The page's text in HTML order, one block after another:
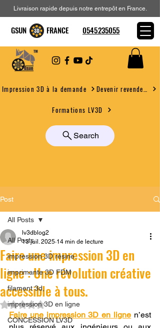
Impression 3D à la demande
Formations LV3D
Search
Livraison rapide depuis notre entrepôt en France.
GSUN FRANCE 0545235055
Post
All Posts
impression 3D résine.
imprimante 3D FDM
filament 3d,
impression 3D en ligne
CONCESSION LV3D
All Posts
Faire une impression 3D en
ligne : Une révolution créative
accessible à tous.
lv3dblog2
13 juil. 2025 14 min de lecture
Noté NaN étoiles sur 5.
Faire une impression 3D en ligne n’est